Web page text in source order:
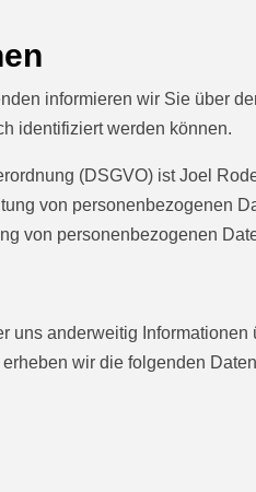
informieren wir Sie über
identifiziert werden können.
(DSGVO) ist Joel
von personenbezogenen
von personenbezogenen
anderweitig
wir die folgenden